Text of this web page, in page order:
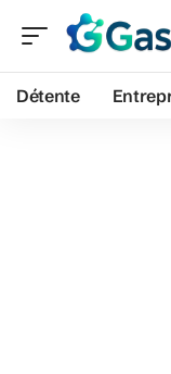
Détente